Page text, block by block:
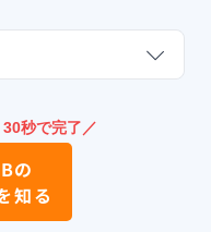
秒で完了／
の
知る